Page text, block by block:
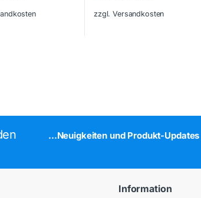
zzgl. Versandkosten
...Neuigkeiten und Produkt-Updates
Information